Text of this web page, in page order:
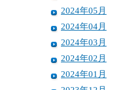
2024年05月
2024年04月
2024年03月
2024年02月
2024年01月